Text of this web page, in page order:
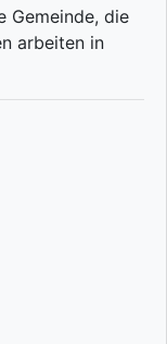
Gemeinde, die
arbeiten in